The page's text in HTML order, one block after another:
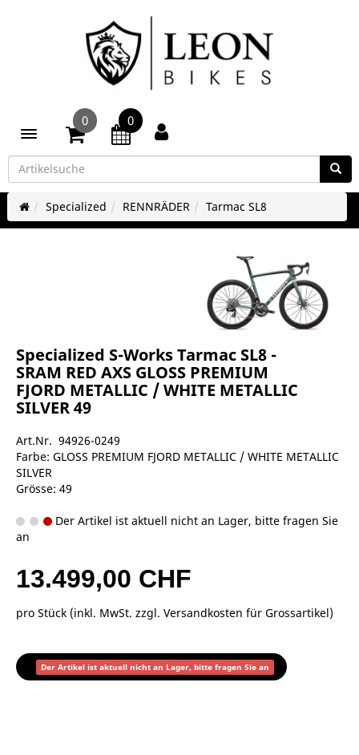
Toggle navigation
0 0
Specialized RENNRÄDER Tarmac SL8
Specialized S-Works Tarmac SL8 -
SRAM RED AXS GLOSS PREMIUM
FJORD METALLIC / WHITE METALLIC
SILVER 49
Art.Nr. 94926-0249
Farbe: GLOSS PREMIUM FJORD METALLIC / WHITE METALLIC
SILVER
Grösse: 49
Der Artikel ist aktuell nicht an Lager, bitte fragen Sie
an
13.499,00 CHF
pro Stück (inkl. MwSt. zzgl. Versandkosten für Grossartikel)
Der Artikel ist aktuell nicht an Lager, bitte fragen Sie an